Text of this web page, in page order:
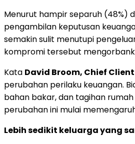
Menurut hampir separuh (48%)
pengambilan keputusan
semakin sulit menutupi
kompromi tersebut
Kata David Broom, Chief
perubahan perilaku keuangan.
bahan bakar, dan tagihan
perubahan ini mulai
Lebih sedikit keluarga yang